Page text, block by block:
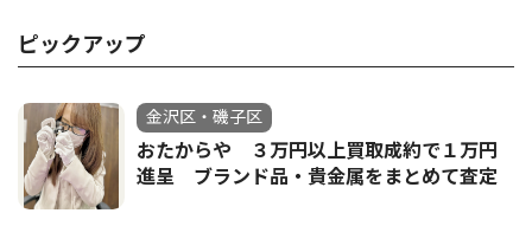
ピックアップ
金沢区・磯子区
おたからや ３万円以上買取成約で１万円
進呈 ブランド品・貴金属をまとめて査定